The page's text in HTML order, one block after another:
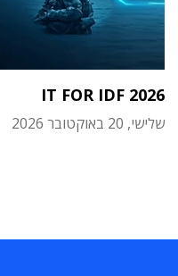
IT FOR IDF 2026
שלישי, 20 באוקטובר 2026